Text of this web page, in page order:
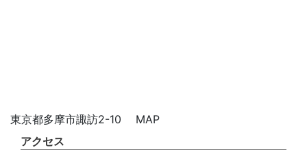
東京都多摩市諏訪2-10 MAP
アクセス